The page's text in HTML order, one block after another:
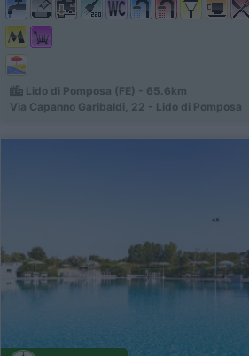
Lido di Pomposa (FE) - 65.6km
Via Capanno Garibaldi, 22 - Lido di Pomposa